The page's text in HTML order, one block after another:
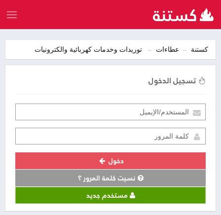
كستنة عطاءات توريدات وخدمات كهربائية والكترونيات
تسجيل الدخول
دخول
نسيت كلمة المرور ؟
مستخدم جديد